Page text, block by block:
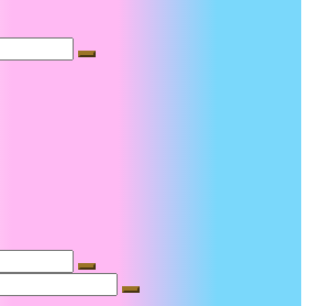
Suche
Suche
Suche